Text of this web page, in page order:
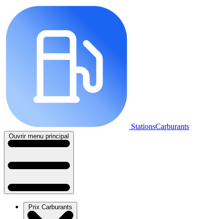
StationsCarburants
Ouvrir menu principal
Prix Carburants